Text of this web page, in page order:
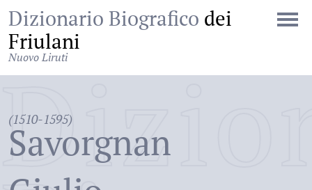
Dizionario Biografico dei
Friulani
Nuovo Liruti
(1510-1595)
Savorgnan